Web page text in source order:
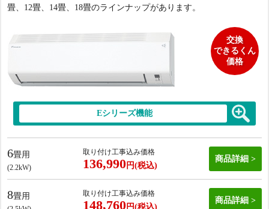
畳、12畳、14畳、18畳のラインナップがあります。
交換
できるくん
価格
Eシリーズ機能
6畳用
(2.2kW)
取り付け工事込み価格
136,990 円(税込)
商品詳細
8畳用 取り付け工事込み価格
148,760 円(税込)
商品詳細